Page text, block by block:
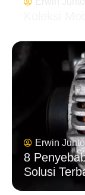
Erwin
8
Solusi